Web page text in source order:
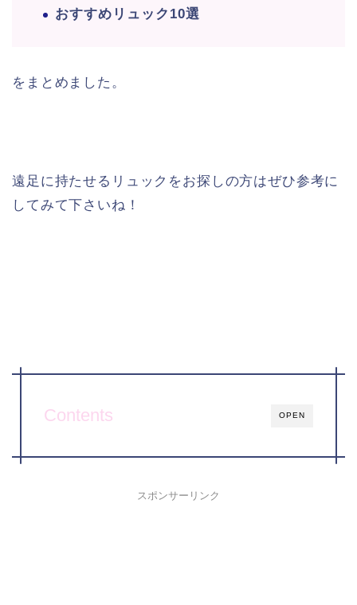
おすすめリュック10選
をまとめました。
遠足に持たせるリュックをお探しの方はぜひ参考に
してみて下さいね！
OPEN
Contents
スポンサーリンク